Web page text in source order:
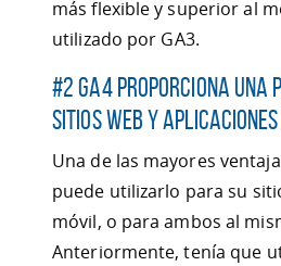
más flexible y superior al
utilizado por GA3.
#2 GA4 proporciona
sitios web y
Una de las mayores
puede utilizarlo para su
móvil, o para ambos al
Anteriormente, tenía que